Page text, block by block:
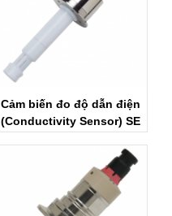
Cảm biến đo độ dẫn điện
(Conductivity Sensor) SE